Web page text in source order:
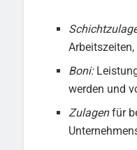
Boni:
werden und
Zulagenfür